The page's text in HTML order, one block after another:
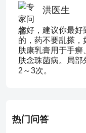
洪医生
您好，建议你最好
的，药不要乱搽
肤康乳膏用于手癣
肤念珠菌病。局部
2～3次。
热门问答